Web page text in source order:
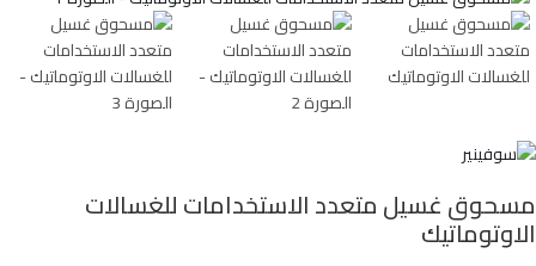
مسحوق غسيل متعدد الاستخدامات للغسالات
الاوتوماتيك